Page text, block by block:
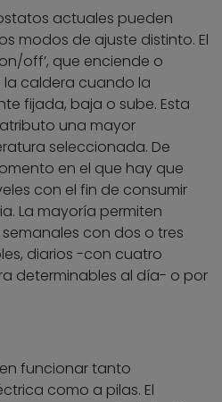
actuales pueden
modos de ajuste distinto. El
off’, que enciende o
caldera cuando la
fijada, baja o sube. Esta
una mayor
seleccionada. De
en el que hay que
con el fin de consumir
La mayoría permiten
con dos o tres
diarios -con cuatro
determinables al día- o por
funcionar tanto
como a pilas. El